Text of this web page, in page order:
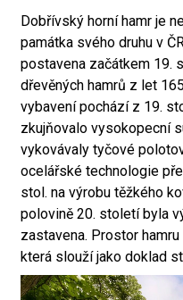
Dobřívský horní hamr je
památka svého druhu v
postavena začátkem 19.
dřevěných hamrů z let
vybavení pochází z 19.
zkujňovalo vysokopecní
vykovávaly tyčové
ocelářské technologie
stol. na výrobu těžkého
polovině 20. století byla
zastavena. Prostor
která slouží jako doklad